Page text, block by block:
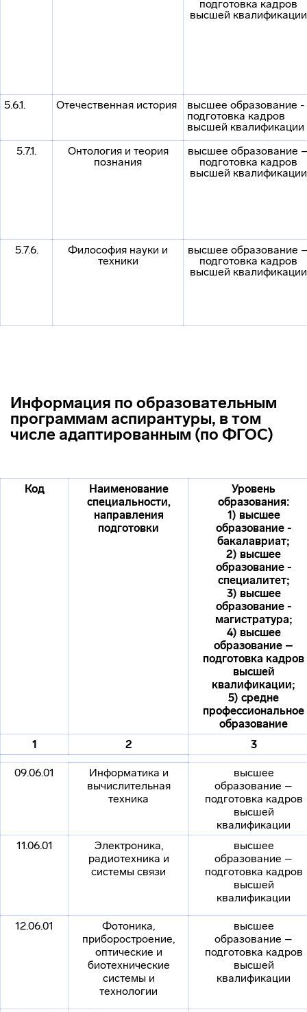
подготовка кадров
высшей квалификации
5.6.1. Отечественная история
высшее образование -
подготовка кадров
высшей квалификации
5.7.1.
Онтология и теория
познания
высшее образование
подготовка кадров
высшей квалификации
5.7.6.
Философия науки и
техники
высшее образование
подготовка кадров
высшей квалификации
Информация по образовательным
программам аспирантуры, в том
числе адаптированным (по ФГОС)
Код
Наименование
специальности,
направления
подготовки
Уровень
образования:
1) высшее
образование -
бакалавриат;
2) высшее
образование -
специалитет;
3) высшее
образование -
магистратура;
4) высшее
образование –
подготовка кадров
высшей
квалификации;
5) средне
профессиональное
образование
1
2 3
09.06.01
Информатика и
вычислительная
техника
высшее
образование –
подготовка кадров
высшей
квалификации
11.06.01
Электроника,
радиотехника и
системы связи
высшее
образование –
подготовка кадров
высшей
квалификации
12.06.01
Фотоника,
приборостроение,
оптические и
биотехнические
системы и
технологии
высшее
образование –
подготовка кадров
высшей
квалификации